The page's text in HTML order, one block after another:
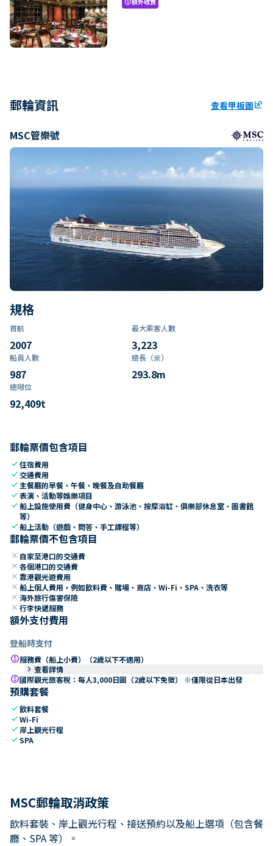
paid
郵輪資訊 查看甲板圖ungroup
MSC管樂號
規格
首航
2007
最大乘客人數
3,223
船員人數
987
總長（米）
293.8m
總噸位
92,409t
郵輪票價包含項目
check住宿費用
check 交通費用
check 主餐廳的早餐、午餐、晚餐及自助餐廳
check表演、活動等娛樂項目
check船上設施使用費（健身中心、游泳池、按摩浴缸、俱樂部休息室、圖書館
等）
check船上活動（遊戲、問答、手工課程等）
郵輪票價不包含項目
close 自家至港口的交通費
close 各個港口的交通費
close 靠港觀光遊費用
close 船上個人費用，例如飲料費、賭場、商店、Wi-Fi、SPA、洗衣等
close 海外旅行傷害保險
close 行李快遞服務
額外支付費用
登船時支付
paid服務費（船上小費）（2歲以下不適用）
keyboard_arrow_right 查看詳情
paid國際觀光旅客稅：每人3,000日圓（2歲以下免徵） ※僅限從日本出發
預購套餐
check飲料套餐
checkWi-Fi
check 岸上觀光行程
checkSPA
MSC郵輪取消政策
飲料套裝、岸上觀光行程、接送預約以及船上選項（包含餐
廳、SPA 等）。